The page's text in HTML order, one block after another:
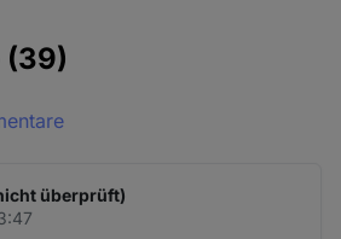
(39)
überprüft)